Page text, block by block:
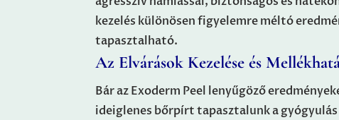
kezelés különösen figyelemre méltó
tapasztalható.
Az Elvárások Kezelése és
Bár az Exoderm Peel lenyűgöző
ideiglenes bőrpírt tapasztalunk a